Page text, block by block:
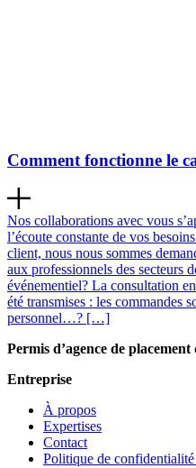
Comment fonctionne le
Nos collaborations avec vous
l’écoute constante de vos
client, nous nous sommes
aux professionnels des secteurs
événementiel? La consultation
été transmises : les commandes
personnel…? […]
Permis d’agence de
Entreprise
À propos
Expertises
Contact
Politique de confidentialité